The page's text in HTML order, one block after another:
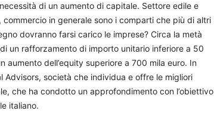
di un aumento di capitale. Settore edile e
in generale sono i comparti che più di altri
dovranno farsi carico le imprese? Circa la metà
un rafforzamento di importo unitario inferiore a 50
aumento dell’equity superiore a 700 mila euro. In
società che individua e offre le migliori
che ha condotto un approfondimento con l’obiettivo
italiano.